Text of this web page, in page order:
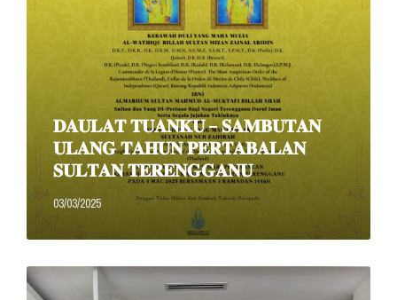
𝐃𝐀𝐔𝐋𝐀𝐓 𝐓𝐔𝐀𝐍𝐊𝐔 – 𝐒𝐀𝐌𝐁𝐔𝐓𝐀𝐍
𝐔𝐋𝐀𝐍𝐆 𝐓𝐀𝐇𝐔𝐍 𝐏𝐄𝐑𝐓𝐀𝐁𝐀𝐋𝐀𝐍
𝐒𝐔𝐋𝐓𝐀𝐍 𝐓𝐄𝐑𝐄𝐍𝐆𝐆𝐀𝐍𝐔
03/03/2025
Read
More